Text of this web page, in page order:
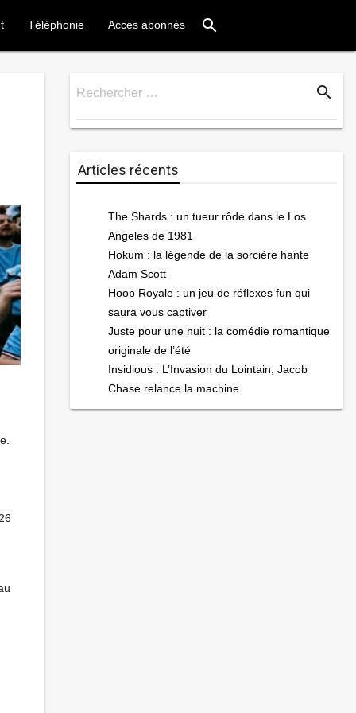
Téléphonie Accès abonnés search
Rechercher … search
Articles récents
The Shards : un tueur rôde dans le Los
Angeles de 1981
Hokum : la légende de la sorcière hante
Adam Scott
Hoop Royale : un jeu de réflexes fun qui
saura vous captiver
Juste pour une nuit : la comédie romantique
originale de l’été
Insidious : L’Invasion du Lointain, Jacob
Chase relance la machine